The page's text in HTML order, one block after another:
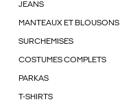
JEANS
MANTEAUX ET BLOUSONS
SURCHEMISES
COSTUMES COMPLETS
PARKAS
T-SHIRTS